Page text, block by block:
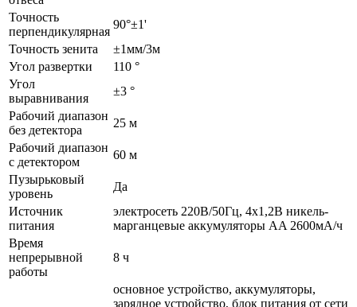
Точность
перпендикулярная
90°±1'
Точность зенита
±1мм/3м
Угол развертки
110 °
Угол
выравнивания
±3 °
Рабочий диапазон
без детектора
25 м
Рабочий диапазон
с детектором
60 м
Пузырьковый
уровень
Да
Источник
питания
электросеть 220В/50Гц, 4x1,2В никель-
марганцевые аккумуляторы AA 2600мА/ч
Время
непрерывной
работы
8 ч
основное устройство, аккумуляторы,
зарядное устройство, блок питания от сети